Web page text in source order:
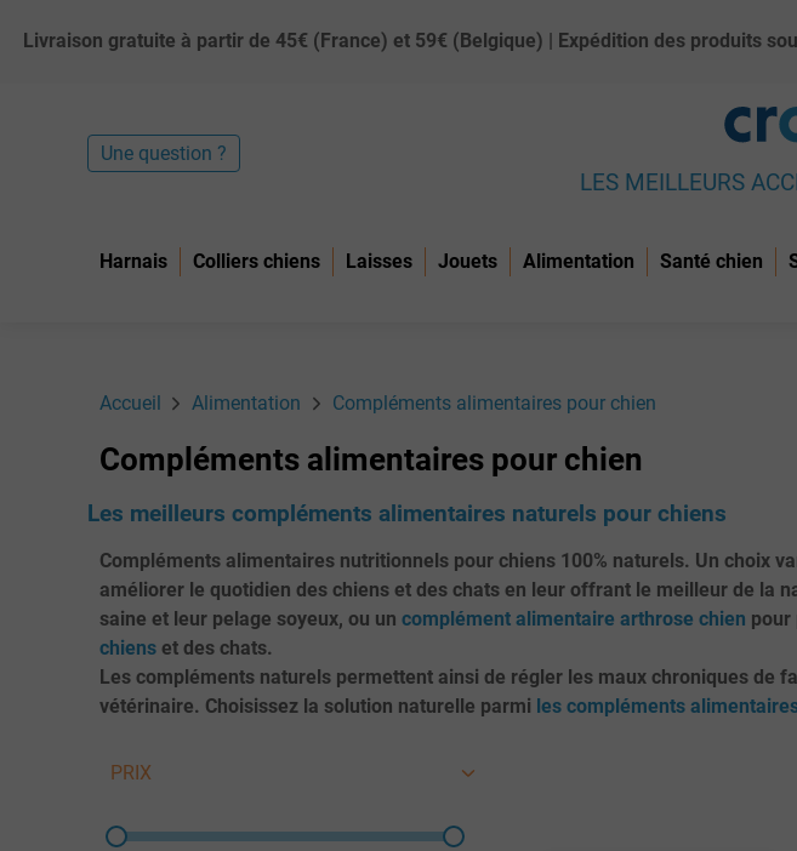
Livraison gratuite à partir de 45€ (France) et 59€ (Belgique) | Expédition des produits
Une question ?
LES MEILLEURS
Harnais Colliers chiens Laisses Jouets Alimentation Santé chien
Accueil Alimentation Compléments alimentaires pour chien
Compléments alimentaires pour chien
Les meilleurs compléments alimentaires naturels pour chiens
Compléments alimentaires nutritionnels pour chiens 100% naturels. Un choix
améliorer le quotidien des chiens et des chats en leur offrant le meilleur de la
saine et leur pelage soyeux, ou un complément alimentaire arthrose chien pour
chienset des chats.
Les compléments naturels permettent ainsi de régler les maux chroniques de
vétérinaire. Choisissez la solution naturelle parmi les compléments
PRIX